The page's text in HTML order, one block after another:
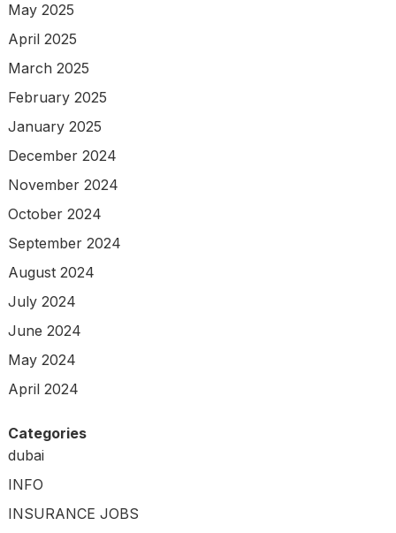
May 2025
April 2025
March 2025
February 2025
January 2025
December 2024
November 2024
October 2024
September 2024
August 2024
July 2024
June 2024
May 2024
April 2024
Categories
dubai
INFO
INSURANCE JOBS